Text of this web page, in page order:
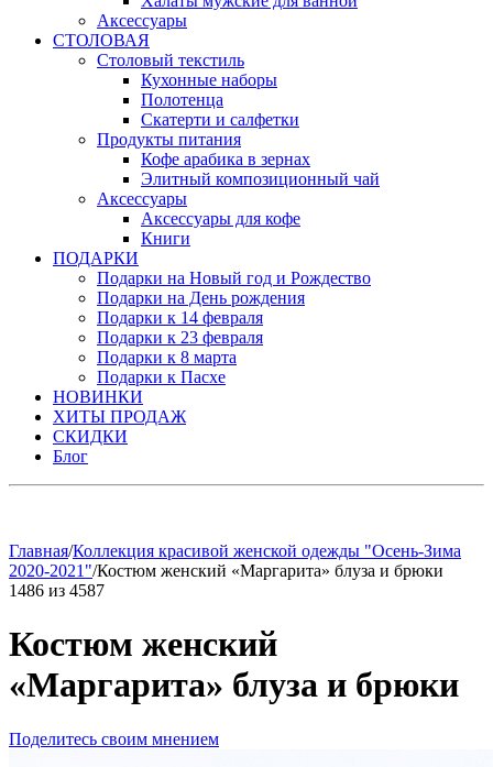
Аксессуары
СТОЛОВАЯ
Столовый текстиль
Кухонные наборы
Полотенца
Скатерти и салфетки
Продукты питания
Кофе арабика в зернах
Элитный композиционный чай
Аксессуары
Аксессуары для кофе
Книги
ПОДАРКИ
Подарки на Новый год и Рождество
Подарки на День рождения
Подарки к 14 февраля
Подарки к 23 февраля
Подарки к 8 марта
Подарки к Пасхе
НОВИНКИ
ХИТЫ ПРОДАЖ
СКИДКИ
Блог
Главная/Коллекция красивой женской одежды "Осень-Зима
2020-2021"/Костюм женский «Маргарита» блуза и брюки
1486 из 4587
Костюм женский
«Маргарита» блуза и брюки
Поделитесь своим мнением